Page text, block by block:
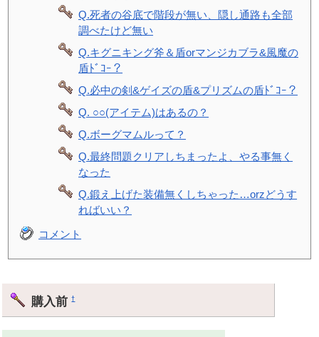
Q.死者の谷底で階段が無い、隠し通路も全部
調べたけど無い
Q.キグニキング斧＆盾orマンジカブラ&風魔の
盾ﾄﾞｺｰ？
Q.必中の剣&ゲイズの盾&プリズムの盾ﾄﾞｺｰ？
Q. ○○(アイテム)はあるの？
Q.ボーグマムルって？
Q.最終問題クリアしちまったよ、やる事無く
なった
Q.鍛え上げた装備無くしちゃった…orzどうす
ればいい？
コメント
購入前†